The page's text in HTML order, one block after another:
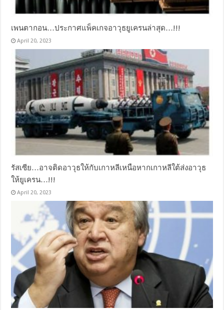
เพนตากอน…ประกาศแพ็คเกจอาวุธยูเครนล่าสุด…!!!
April 20, 2023
รัสเซีย…อาจติดอาวุธให้กับเกาหลีเหนือหากเกาหลีใต้ส่งอาวุธ
ให้ยูเครน…!!!
April 20, 2023